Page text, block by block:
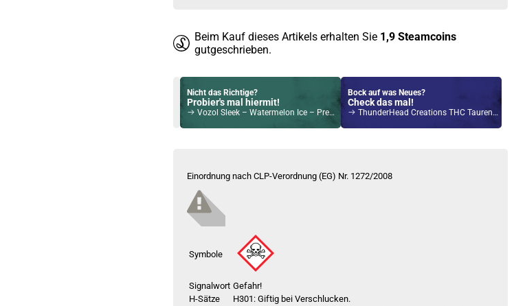
Beim Kauf dieses Artikels erhalten Sie 1,9 Steamcoins
gutgeschrieben.
Nicht das Richtige?
Probier's mal hiermit!
Vozol Sleek – Watermelon Ice – Prefilled Pod 2er Pack
Bock auf was Neues?
Check das mal!
ThunderHead Creations THC Tauren Beest 2ml/4,5ml RTA Verdampfer Gunmetal
Einordnung nach CLP-Verordnung (EG) Nr. 1272/2008
Symbole
Signalwort Gefahr!
H-Sätze
H301: Giftig bei Verschlucken.